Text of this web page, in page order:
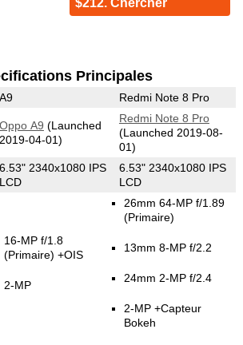
$212. Chercher
Principales
A9 Redmi Note 8 Pro
Oppo A9 (Launched
2019-04-01)
Redmi Note 8 Pro
(Launched 2019-08-
01)
6.53" 2340x1080 IPS
LCD
6.53" 2340x1080 IPS
LCD
16-MP f/1.8
(Primaire) +OIS
2-MP
26mm 64-MP f/1.89
(Primaire)
13mm 8-MP f/2.2
24mm 2-MP f/2.4
2-MP +Capteur
Bokeh